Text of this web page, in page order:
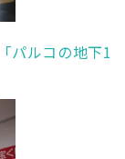
「パルコの地下1